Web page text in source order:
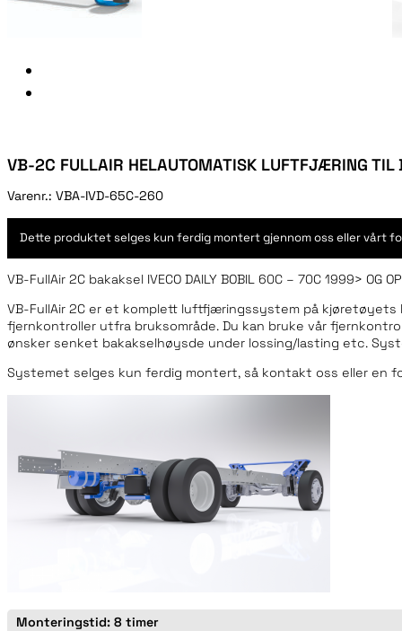
VB-2C FULLAIR HELAUTOMATISK LUFTFJÆRING
Varenr.: VBA-IVD-65C-260
Dette produktet selges kun ferdig montert gjennom oss eller vårt
VB-FullAir 2C bakaksel IVECO DAILY BOBIL 60C – 70C 1999> OG
VB-FullAir 2C er et komplett luftfjæringssystem på
fjernkontroller utfra bruksområde. Du kan bruke vår
ønsker senket bakakselhøysde under lossing/lasting etc.
Systemet selges kun ferdig montert, så kontakt oss eller en
Monteringstid: 8 timer